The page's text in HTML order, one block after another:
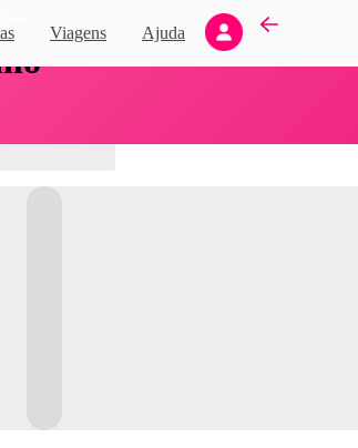
Viagens Ajuda